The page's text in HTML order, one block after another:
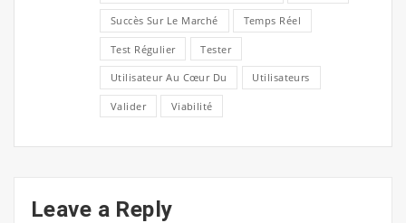
Succès Sur Le Marché Temps Réel
Test Régulier Tester
Utilisateur Au Cœur Du Utilisateurs
Valider Viabilité
Leave a Reply